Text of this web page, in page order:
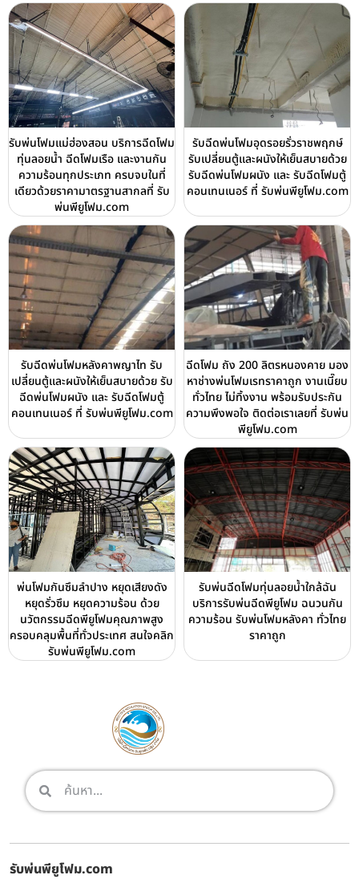
รับพ่นโฟมแม่ฮ่องสอน บริการฉีดโฟม
ทุ่นลอยน้ำ ฉีดโฟมเรือ และงานกัน
ความร้อนทุกประเภท ครบจบในที่
เดียวด้วยราคามาตรฐานสากลที่ รับ
พ่นพียูโฟม.com
รับฉีดพ่นโฟมอุดรอยรั่วราชพฤกษ์
รับเปลี่ยนตู้และผนังให้เย็นสบายด้วย
รับฉีดพ่นโฟมผนัง และ รับฉีดโฟมตู้
คอนเทนเนอร์ ที่ รับพ่นพียูโฟม.com
รับฉีดพ่นโฟมหลังคาพญาไท รับ
เปลี่ยนตู้และผนังให้เย็นสบายด้วย รับ
ฉีดพ่นโฟมผนัง และ รับฉีดโฟมตู้
คอนเทนเนอร์ ที่ รับพ่นพียูโฟม.com
ฉีดโฟม ถัง 200 ลิตรหนองคาย มอง
หาช่างพ่นโฟมเรทราคาถูก งานเนี๊ยบ
ทั่วไทย ไม่ทิ้งงาน พร้อมรับประกัน
ความพึงพอใจ ติดต่อเราเลยที่ รับพ่น
พียูโฟม.com
พ่นโฟมกันซึมลำปาง หยุดเสียงดัง
หยุดรั่วซึม หยุดความร้อน ด้วย
นวัตกรรมฉีดพียูโฟมคุณภาพสูง
ครอบคลุมพื้นที่ทั่วประเทศ สนใจคลิก
รับพ่นพียูโฟม.com
รับพ่นฉีดโฟมทุ่นลอยน้ำใกล้ฉัน
บริการรับพ่นฉีดพียูโฟม ฉนวนกัน
ความร้อน รับพ่นโฟมหลังคา ทั่วไทย
ราคาถูก
รับพ่นพียูโฟม.com